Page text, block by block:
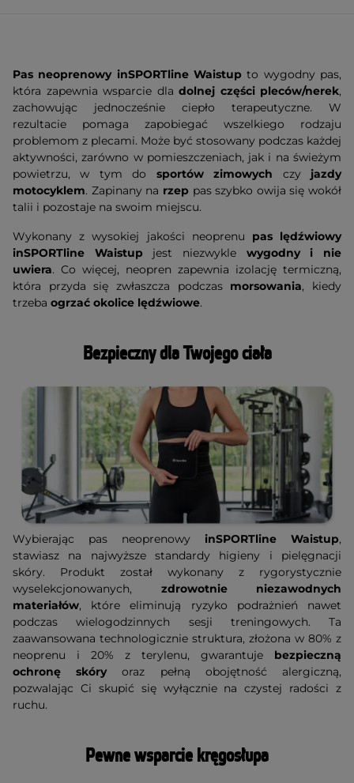
Pas neoprenowy inSPORTline Waistup to wygodny pas,
która zapewnia wsparcie dla dolnej części pleców/nerek,
zachowując jednocześnie ciepło terapeutyczne. W
rezultacie pomaga zapobiegać wszelkiego rodzaju
problemom z plecami. Może być stosowany podczas każdej
aktywności, zarówno w pomieszczeniach, jak i na świeżym
powietrzu, w tym do sportów zimowych czy jazdy
motocyklem. Zapinany na rzep pas szybko owija się wokół
talii i pozostaje na swoim miejscu.
Wykonany z wysokiej jakości neoprenu pas lędźwiowy
inSPORTline Waistup jest niezwykle wygodny i nie
uwiera. Co więcej, neopren zapewnia izolację termiczną,
która przyda się zwłaszcza podczas morsowania, kiedy
trzeba ogrzać okolice lędźwiowe.
Bezpieczny dla Twojego ciała
Wybierając pas neoprenowy inSPORTline Waistup,
stawiasz na najwyższe standardy higieny i pielęgnacji
skóry. Produkt został wykonany z rygorystycznie
wyselekcjonowanych, zdrowotnie niezawodnych
materiałów, które eliminują ryzyko podrażnień nawet
podczas wielogodzinnych sesji treningowych. Ta
zaawansowana technologicznie struktura, złożona w 80% z
neoprenu i 20% z terylenu, gwarantuje bezpieczną
ochronę skóryoraz pełną obojętność alergiczną,
pozwalając Ci skupić się wyłącznie na czystej radości z
ruchu.
Pewne wsparcie kręgosłupa